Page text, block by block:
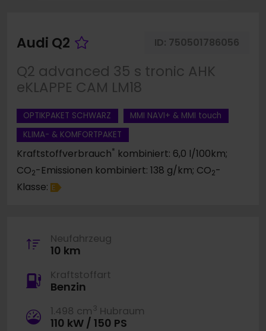
Audi Q2 Fahrzeug merken
ID: 750501786056
Q2 advanced 35 s tronic AHK
eKLAPPE CAM LM18
OPTIKPAKET SCHWARZ
MMI NAVI+ & MMI touch
KLIMA- & KOMFORTPAKET
Kraftstoffverbrauch* kombiniert: 6,0 l/100km;
CO2-Emissionen kombiniert: 138 g/km; CO2-
Klasse: E
Neufahrzeug
10 km
Kraftstoffart
Benzin
1.498 cm 3 Hubraum
110 kW / 150 PS